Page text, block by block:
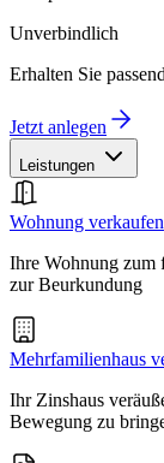
Unverbindlich
Erhalten Sie
Jetzt anlegen
Leistungen
Wohnung verkaufen
Ihre Wohnung zum
zur Beurkundung
Mehrfamilienhaus
Ihr Zinshaus
Bewegung zu